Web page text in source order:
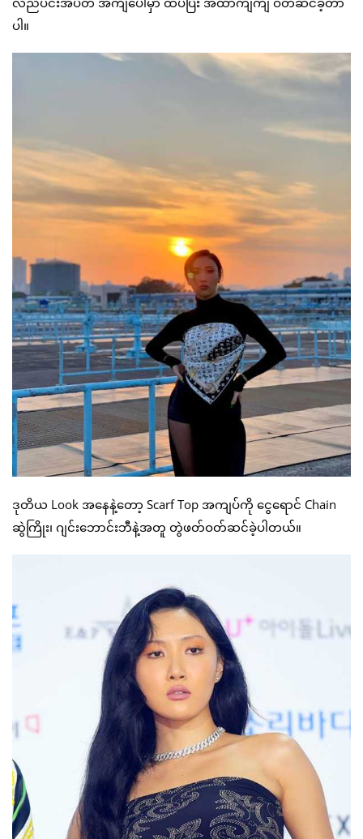
ပါ။
ဒုတိယ Look အနေနဲ့တော့ Scarf Top အကျပ်ကို ငွေရောင် Chain
ဆွဲကြိုး၊ ဂျင်းဘောင်းဘီနဲ့အတူ တွဲဖတ်ဝတ်ဆင်ခဲ့ပါတယ်။